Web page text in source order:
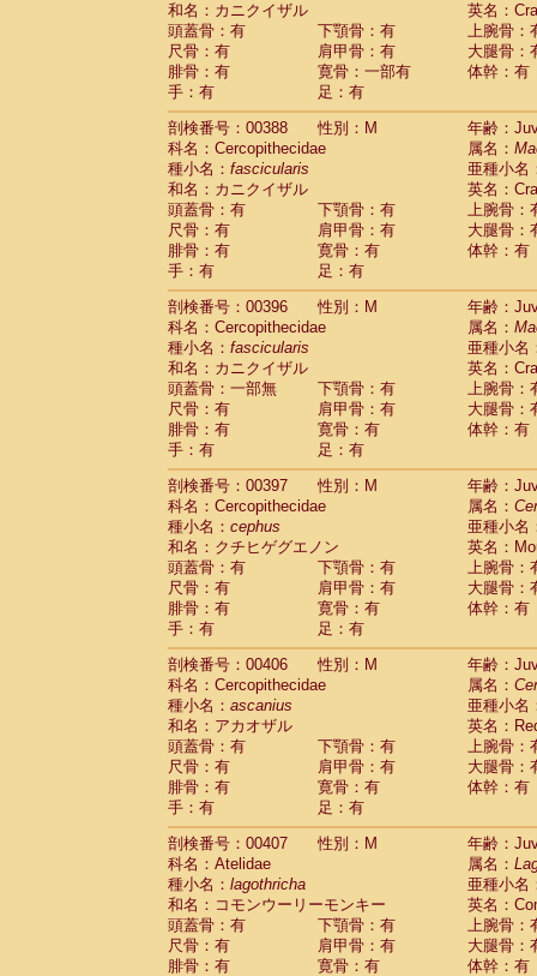
和名：カニクイザル
英名：
頭蓋骨：有
下顎骨：有
上腕骨：
尺骨：有
肩甲骨：有
大腿骨：
腓骨：有
寛骨：一部有
体幹：有
手：有
足：有
剖検番号：00388
性別：M
年齢：
科名：Cercopithecidae
属名：
種小名： fascicularis
亜種小名
和名：カニクイザル
英名：
頭蓋骨：有
下顎骨：有
上腕骨：
尺骨：有
肩甲骨：有
大腿骨：
腓骨：有
寛骨：有
体幹：有
手：有
足：有
剖検番号：00396
性別：M
年齢：
科名：Cercopithecidae
属名：
種小名： fascicularis
亜種小名
和名：カニクイザル
英名：
頭蓋骨：一部無
下顎骨：有
上腕骨：
尺骨：有
肩甲骨：有
大腿骨：
腓骨：有
寛骨：有
体幹：有
手：有
足：有
剖検番号：00397
性別：M
年齢：
科名：Cercopithecidae
属名：
種小名： cephus
亜種小名
和名：クチヒゲグエノン
英名：
頭蓋骨：有
下顎骨：有
上腕骨：
尺骨：有
肩甲骨：有
大腿骨：
腓骨：有
寛骨：有
体幹：有
手：有
足：有
剖検番号：00406
性別：M
年齢：
科名：Cercopithecidae
属名：
種小名： ascanius
亜種小名
和名：アカオザル
英名：
頭蓋骨：有
下顎骨：有
上腕骨：
尺骨：有
肩甲骨：有
大腿骨：
腓骨：有
寛骨：有
体幹：有
手：有
足：有
剖検番号：00407
性別：M
年齢：
科名：Atelidae
属名：
種小名： lagothricha
亜種小名
和名：コモンウーリーモンキー
英名：
頭蓋骨：有
下顎骨：有
上腕骨：
尺骨：有
肩甲骨：有
大腿骨：
腓骨：有
寛骨：有
体幹：有